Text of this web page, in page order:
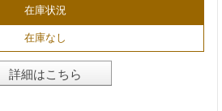
在庫状況
在庫なし
詳細はこちら